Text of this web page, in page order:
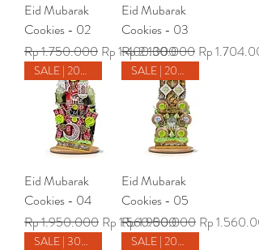
Eid Mubarak
Cookies - 02
Harga Reguler
Rp 1.750.000 Harga Promosi
Rp 1.400.000
Eid Mubarak
Cookies - 03
Harga Reguler
Rp 2.130.000 Harga
Rp
SALE | 20% Off
Eid Mubarak
Cookies - 04
Harga Reguler
Rp 1.950.000 Harga Promosi
Rp 1.560.000
SALE | 20% Off
Eid Mubarak
Cookies - 05
Harga Reguler
Rp 1.950.000 Harga
Rp
SALE | 30% off SALE | 20% Off